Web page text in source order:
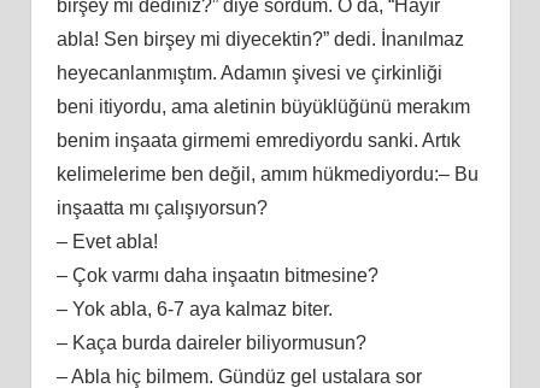
birşey mi dediniz?” diye sordum. O da, “Hayır
abla! Sen birşey mi diyecektin?” dedi. İnanılmaz
heyecanlanmıştım. Adamın şivesi ve çirkinliği
beni itiyordu, ama aletinin büyüklüğünü merakım
benim inşaata girmemi emrediyordu sanki. Artık
kelimelerime ben değil, amım hükmediyordu:– Bu
inşaatta mı çalışıyorsun?
– Evet abla!
– Çok varmı daha inşaatın bitmesine?
– Yok abla, 6-7 aya kalmaz biter.
– Kaça burda daireler biliyormusun?
– Abla hiç bilmem. Gündüz gel ustalara sor